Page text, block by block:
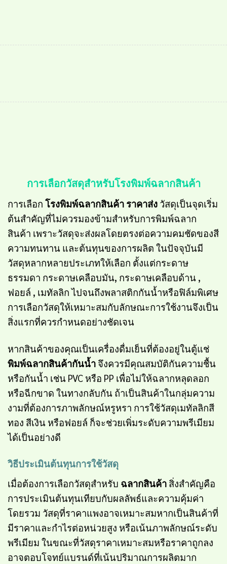
การเลือกวัสดุสำหรับโรงพิมพ์ฉลากสินค้า
การเลือก โรงพิมพ์ฉลากสินค้า ราคาส่ง วัสดุเป็นจุดเริ่ม
ต้นสำคัญที่ไม่ควรมองข้ามสำหรับการพิมพ์ฉลาก
สินค้า เพราะวัสดุจะส่งผลโดยตรงต่อความคมชัดของสี
ความทนทาน และต้นทุนของการผลิต ในปัจจุบันมี
วัสดุหลากหลายประเภทให้เลือก ตั้งแต่กระดาษ
ธรรมดา กระดาษเคลือบมัน, กระดาษเคลือบด้าน ,
ฟอยล์ , เมทัลลิก ไปจนถึงพลาสติกกันน้ำหรือฟิล์มพิเศษ
การเลือกวัสดุให้เหมาะสมกับลักษณะการใช้งานจึงเป็น
สิ่งแรกที่ควรกำหนดอย่างชัดเจน
หากสินค้าของคุณเป็นเครื่องดื่มเย็นที่ต้องอยู่ในตู้แช่
พิมพ์ฉลากสินค้ากันน้ำ จึงควรมีคุณสมบัติกันความชื้น
หรือกันน้ำ เช่น PVC หรือ PP เพื่อไม่ให้ฉลากหลุดลอก
หรือฉีกขาด ในทางกลับกัน ถ้าเป็นสินค้าในกลุ่มความ
งามที่ต้องการภาพลักษณ์หรูหรา การใช้วัสดุเมทัลลิกสี
ทอง สีเงิน หรือฟอยล์ ก็จะช่วยเพิ่มระดับความพรีเมียม
ได้เป็นอย่างดี
วิธีประเมินต้นทุนการใช้วัสดุ
เมื่อต้องการเลือกวัสดุสำหรับ ฉลากสินค้า สิ่งสำคัญคือ
การประเมินต้นทุนเทียบกับผลลัพธ์และความคุ้มค่า
โดยรวม วัสดุที่ราคาแพงอาจเหมาะสมหากเป็นสินค้าที่
มีราคาและกำไรต่อหน่วยสูง หรือเน้นภาพลักษณ์ระดับ
พรีเมียม ในขณะที่วัสดุราคาเหมาะสมหรือราคาถูกลง
อาจตอบโจทย์แบรนด์ที่เน้นปริมาณการผลิตมาก